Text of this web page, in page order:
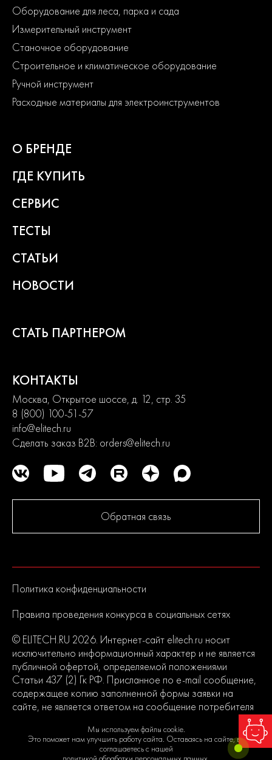
Оборудование для леса, парка и сада
Измерительный инструмент
Станочное оборудование
Строительное и климатическое оборудование
Ручной инструмент
Расходные материалы для электроинструментов
О БРЕНДЕ
ГДЕ КУПИТЬ
СЕРВИС
ТЕСТЫ
СТАТЬИ
НОВОСТИ
СТАТЬ ПАРТНЕРОМ
КОНТАКТЫ
Москва, Открытое шоссе, д. 12, стр. 35
8 (800) 100-51-57
info@elitech.ru
Сделать заказ B2B: orders@elitech.ru
Обратная связь
Политика конфиденциальности
Правила проведения конкурса в социальных сетях
© ELITECH.RU 2026. Интернет-сайт elitech.ru носит
исключительно информационный характер и не является
публичной офертой, определяемой положениями
Статьи 437 (2) Гк РФ. Присланное по e-mail сообщение,
содержащее копию заполненной формы заявки на
сайте, не является ответом на сообщение потребителя
сайта.
Мы используем файлы cookie.
Это поможет нам улучшить работу сайта. Оставаясь на сайте, вы
соглашаетесь с нашей